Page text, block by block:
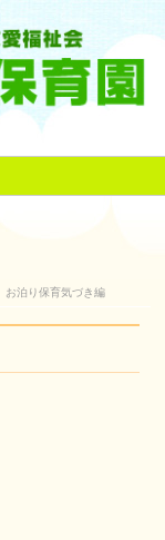
お泊り保育気づき編